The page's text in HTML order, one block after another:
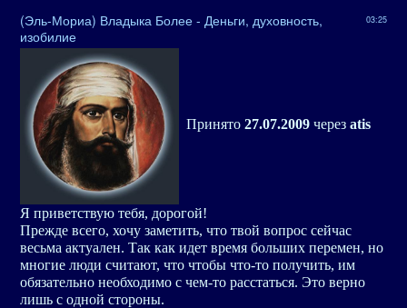
03:25
(Эль-Мориа) Владыка Более - Деньги, духовность,
изобилие
Принято 27.07.2009 через atis
Я приветствую тебя, дорогой!
Прежде всего, хочу заметить, что твой вопрос сейчас
весьма актуален. Так как идет время больших перемен, но
многие люди считают, что чтобы что-то получить, им
обязательно необходимо с чем-то расстаться. Это верно
лишь с одной стороны.